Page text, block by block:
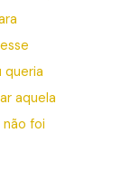
queria
aquela
não foi